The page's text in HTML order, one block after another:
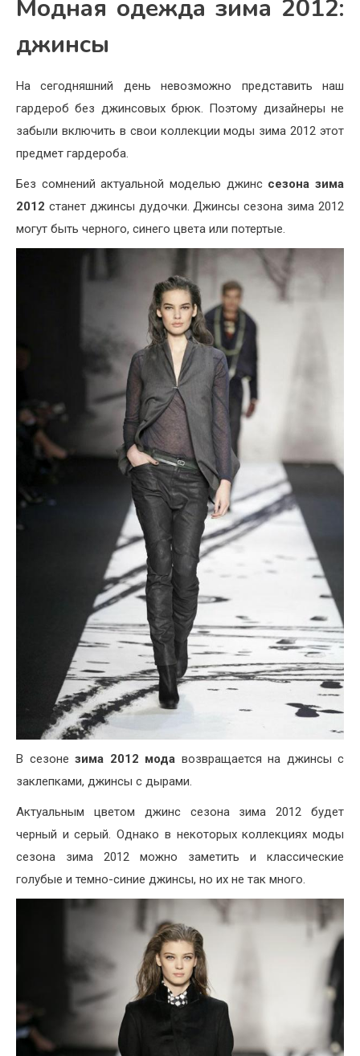
Модная одежда зима 2012:
джинсы
На сегодняшний день невозможно представить наш
гардероб без джинсовых брюк. Поэтому дизайнеры не
забыли включить в свои коллекции моды зима 2012 этот
предмет гардероба.
Без сомнений актуальной моделью джинс сезона зима
2012 станет джинсы дудочки. Джинсы сезона зима 2012
могут быть черного, синего цвета или потертые.
В сезоне зима 2012 мода возвращается на джинсы с
заклепками, джинсы с дырами.
Актуальным цветом джинс сезона зима 2012 будет
черный и серый. Однако в некоторых коллекциях моды
сезона зима 2012 можно заметить и классические
голубые и темно-синие джинсы, но их не так много.